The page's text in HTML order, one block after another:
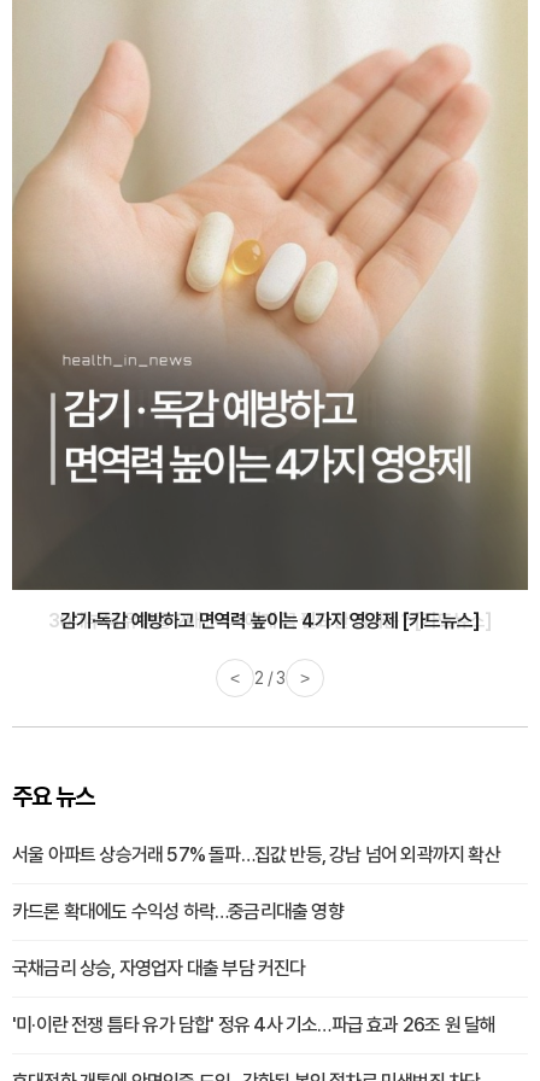
감기·독감 예방하고 면역력 높이는 4가지 영양제 [카드뉴스]
< 3 / 3 >
주요 뉴스
서울 아파트 상승거래 57% 돌파…집값 반등, 강남 넘어 외곽까지 확산
카드론 확대에도 수익성 하락…중금리대출 영향
국채금리 상승, 자영업자 대출 부담 커진다
'미·이란 전쟁 틈타 유가 담합' 정유 4사 기소…파급 효과 26조 원 달해